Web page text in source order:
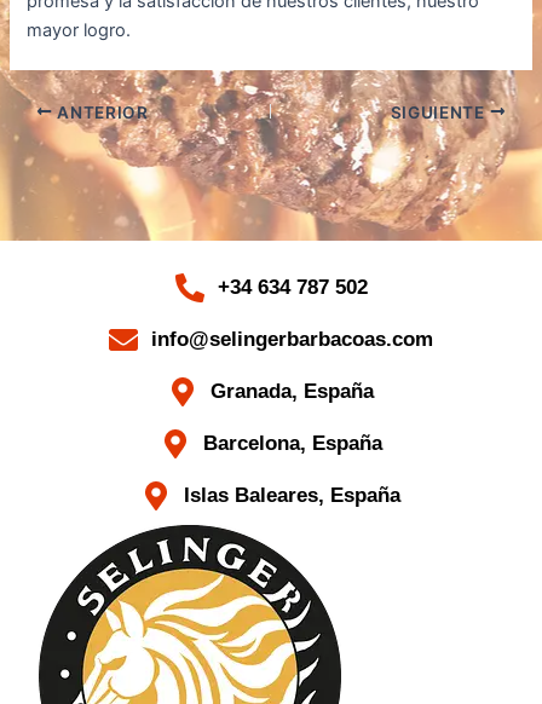
mayor logro.
ANTERIOR SIGUIENTE
+34 634 787 502
info@selingerbarbacoas.com
Granada, España
Barcelona, España
Islas Baleares, España